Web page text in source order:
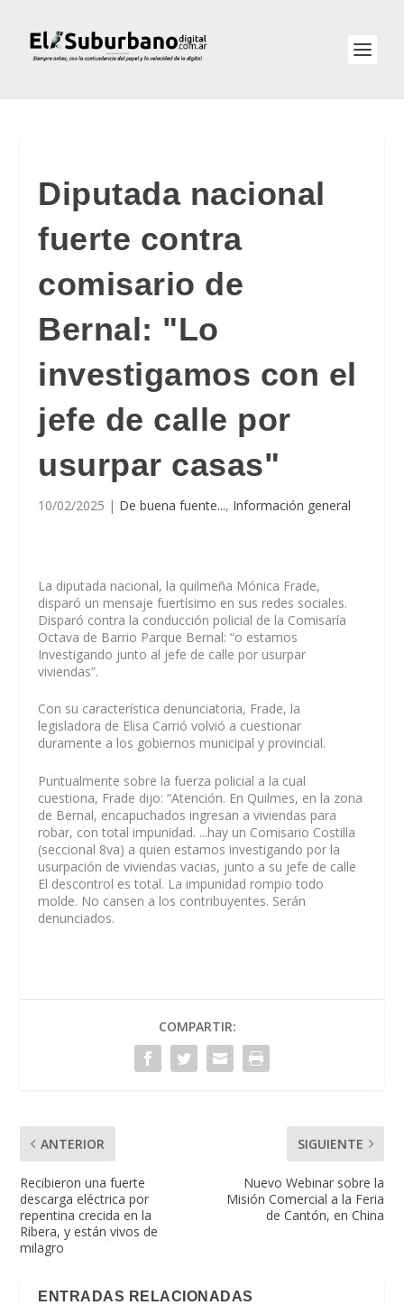
Diputada nacional
fuerte contra
comisario de
Bernal: "Lo
investigamos con el
jefe de calle por
usurpar casas"
10/02/2025 | De buena fuente..., Información general
La diputada nacional, la quilmeña Mónica Frade,
disparó un mensaje fuertísimo en sus redes sociales.
Disparó contra la conducción policial de la Comisaría
Octava de Barrio Parque Bernal: “o estamos
Investigando junto al jefe de calle por usurpar
viviendas”.
Con su característica denunciatoria, Frade, la
legisladora de Elisa Carrió volvió a cuestionar
duramente a los gobiernos municipal y provincial.
Puntualmente sobre la fuerza policial a la cual
cuestiona, Frade dijo: “Atención. En Quilmes, en la zona
de Bernal, encapuchados ingresan a viviendas para
robar, con total impunidad. ...hay un Comisario Costilla
(seccional 8va) a quien estamos investigando por la
usurpación de viviendas vacias, junto a su jefe de calle
El descontrol es total. La impunidad rompio todo
molde. No cansen a los contribuyentes. Serán
denunciados.
COMPARTIR:
ANTERIOR
Recibieron una fuerte
descarga eléctrica por
repentina crecida en la
Ribera, y están vivos de
milagro
SIGUIENTE
Nuevo Webinar sobre la
Misión Comercial a la Feria
de Cantón, en China
ENTRADAS RELACIONADAS